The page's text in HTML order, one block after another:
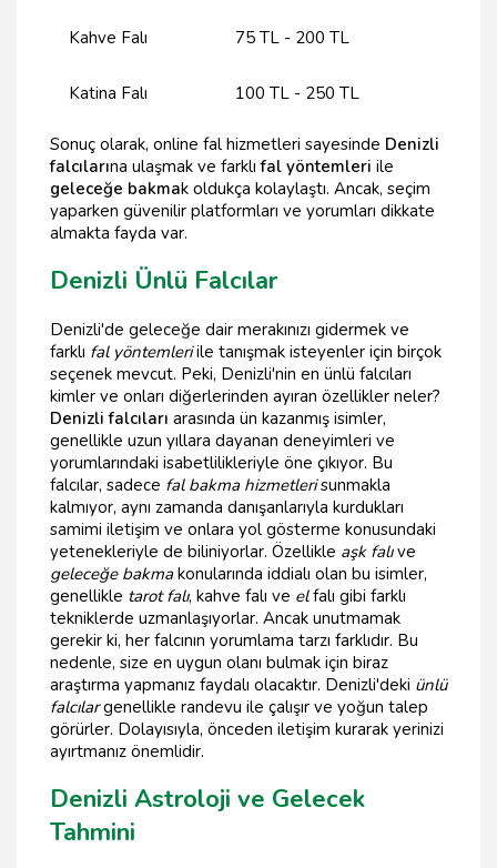
Kahve Falı 75 TL - 200 TL
Katina Falı 100 TL - 250 TL
Sonuç olarak, online fal hizmetleri sayesinde Denizli
falcılarına ulaşmak ve farklıfal yöntemleri ile
geleceğe bakmak oldukça kolaylaştı. Ancak, seçim
yaparken güvenilir platformları ve yorumları dikkate
almakta fayda var.
Denizli Ünlü Falcılar
Denizli'de geleceğe dair merakınızı gidermek ve
farklı fal yöntemleriile tanışmak isteyenler için birçok
seçenek mevcut. Peki, Denizli'nin en ünlü falcıları
kimler ve onları diğerlerinden ayıran özellikler neler?
Denizli falcıları arasında ün kazanmış isimler,
genellikle uzun yıllara dayanan deneyimleri ve
yorumlarındaki isabetlilikleriyle öne çıkıyor. Bu
falcılar, sadece fal bakma hizmetlerisunmakla
kalmıyor, aynı zamanda danışanlarıyla kurdukları
samimi iletişim ve onlara yol gösterme konusundaki
yetenekleriyle de biliniyorlar. Özellikle aşk falıve
geleceğe bakmakonularında iddialı olan bu isimler,
genellikle tarot falı, kahve falı ve elfalı gibi farklı
tekniklerde uzmanlaşıyorlar. Ancak unutmamak
gerekir ki, her falcının yorumlama tarzı farklıdır. Bu
nedenle, size en uygun olanı bulmak için biraz
araştırma yapmanız faydalı olacaktır. Denizli'deki ünlü
falcılargenellikle randevu ile çalışır ve yoğun talep
görürler. Dolayısıyla, önceden iletişim kurarak yerinizi
ayırtmanız önemlidir.
Denizli Astroloji ve Gelecek
Tahmini